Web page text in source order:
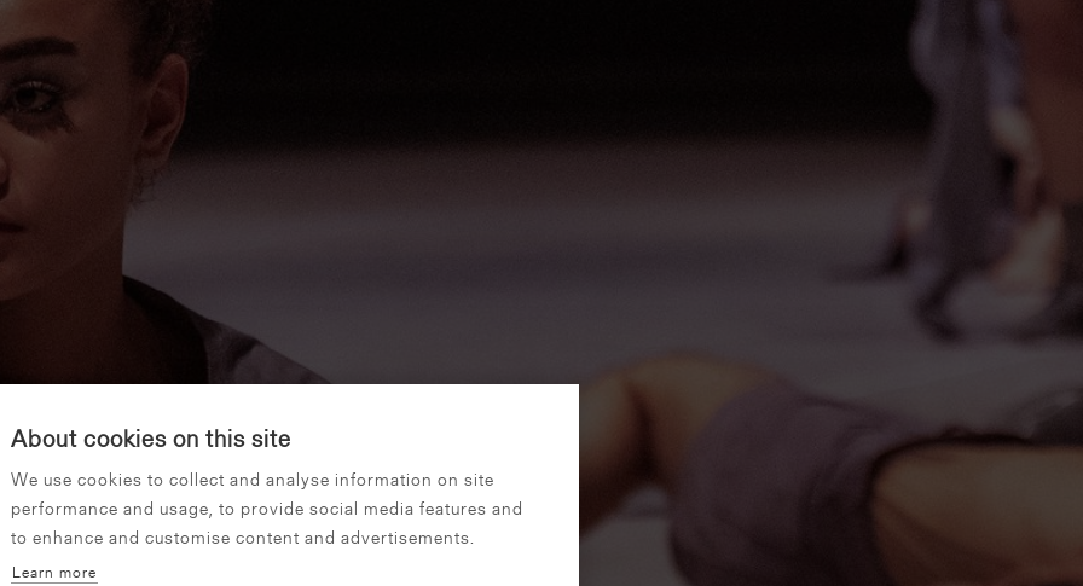
About cookies on this site
We use cookies to collect and analyse information on site
performance and usage, to provide social media features and
to enhance and customise content and advertisements.
Learn more